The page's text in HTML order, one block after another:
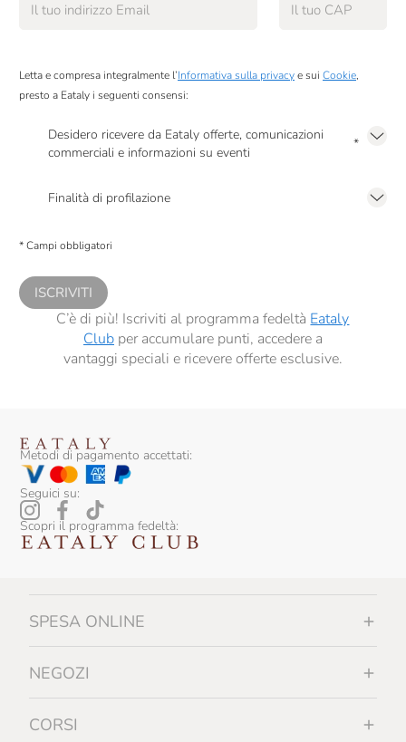
Letta e compresa integralmente l’Informativa sulla privacye sui Cookie,
presto a Eataly i seguenti consensi:
Desidero ricevere da Eataly offerte, comunicazioni
commerciali e informazioni su eventi
*
Finalità di profilazione
comunicazioni commerciali personalizzate, in caso di consenso prestato ai
* Campi obbligatori
ISCRIVITI
C’è di più! Iscriviti al programma fedeltà Eataly
Clubper accumulare punti, accedere a
vantaggi speciali e ricevere offerte esclusive.
Metodi di pagamento accettati:
Seguici su:
Scopri il programma fedeltà:
SPESA ONLINE
NEGOZI
CORSI